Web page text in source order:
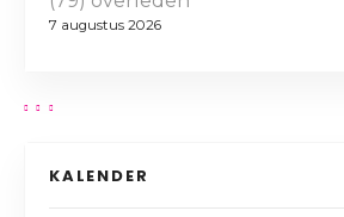
7 augustus 2026
KALENDER